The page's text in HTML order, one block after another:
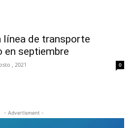
línea de transporte
en septiembre
, 2021 0
- Advertisment -